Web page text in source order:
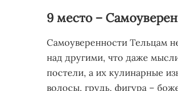
9 место –
Самоуверенности Тельцам
над другими, что даже
постели, а их кулинарные
волосы, грудь, фигура –